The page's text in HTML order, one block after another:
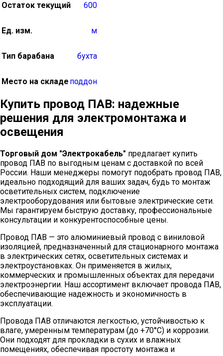
Остаток текущий
600
Ед. изм. м
Тип барабана бухта
Место на складе поддон
Купить провод ПАВ: надежные
решения для электромонтажа и
освещения
Торговый дом "Электрокабель" предлагает купить
провод ПАВ по выгодным ценам с доставкой по всей
России. Наши менеджеры помогут подобрать провод ПАВ,
идеально подходящий для ваших задач, будь то монтаж
осветительных систем, подключение
электрооборудования или бытовые электрические сети.
Мы гарантируем быструю доставку, профессиональные
консультации и конкурентоспособные цены.
Провод ПАВ — это алюминиевый провод с виниловой
изоляцией, предназначенный для стационарного монтажа
в электрических сетях, осветительных системах и
электроустановках. Он применяется в жилых,
коммерческих и промышленных объектах для передачи
электроэнергии. Наш ассортимент включает провода ПАВ,
обеспечивающие надежность и экономичность в
эксплуатации.
Провода ПАВ отличаются легкостью, устойчивостью к
влаге, умеренным температурам (до +70°C) и коррозии.
Они подходят для прокладки в сухих и влажных
помещениях, обеспечивая простоту монтажа и